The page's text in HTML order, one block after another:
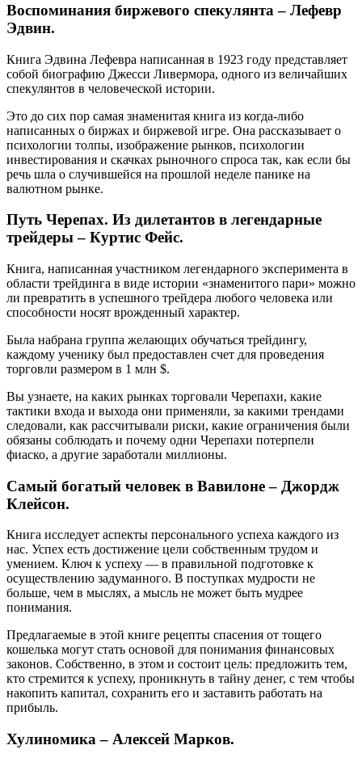
Воспоминания биржевого спекулянта – Лефевр
Эдвин.
Книга Эдвина Лефевра написанная в 1923 году представляет
собой биографию Джесси Ливермора, одного из величайших
спекулянтов в человеческой истории.
Это до сих пор самая знаменитая книга из когда-либо
написанных о биржах и биржевой игре. Она рассказывает о
психологии толпы, изображение рынков, психологии
инвестирования и скачках рыночного спроса так, как если бы
речь шла о случившейся на прошлой неделе панике на
валютном рынке.
Путь Черепах. Из дилетантов в легендарные
трейдеры – Куртис Фейс.
Книга, написанная участником легендарного эксперимента в
области трейдинга в виде истории «знаменитого пари» можно
ли превратить в успешного трейдера любого человека или
способности носят врожденный характер.
Была набрана группа желающих обучаться трейдингу,
каждому ученику был предоставлен счет для проведения
торговли размером в 1 млн $.
Вы узнаете, на каких рынках торговали Черепахи, какие
тактики входа и выхода они применяли, за какими трендами
следовали, как рассчитывали риски, какие ограничения были
обязаны соблюдать и почему одни Черепахи потерпели
фиаско, а другие заработали миллионы.
Самый богатый человек в Вавилоне – Джордж
Клейсон.
Книга исследует аспекты персонального успеха каждого из
нас. Успех есть достижение цели собственным трудом и
умением. Ключ к успеху — в правильной подготовке к
осуществлению задуманного. В поступках мудрости не
больше, чем в мыслях, а мысль не может быть мудрее
понимания.
Предлагаемые в этой книге рецепты спасения от тощего
кошелька могут стать основой для понимания финансовых
законов. Собственно, в этом и состоит цель: предложить тем,
кто стремится к успеху, проникнуть в тайну денег, с тем чтобы
накопить капитал, сохранить его и заставить работать на
прибыль.
Хулиномика – Алексей Марков.